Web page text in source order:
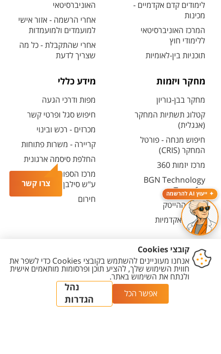
צרו קשר
ייעוץ AI להרשמה
לימודים קדם אקדמיים -
מכינות
המרכז האוניברסיטאי
ללימודי חוץ
תוכניות בין-לאומיות
האוניברסיטאי
אחרי הרשמה - אזור אישי
למועמדים ולמועמדות
אחרי שהתקבלת - כל מה
שצריך לדעת
מחקר ויזמות
מחקר בבן-גוריון
קטלוג תשתיות המחקר
(אנגלית)
חיפוש מנחה - פורטל
המחקר (CRIS)
מרכז יזמות 360
BGN Technology
Transfer
פארק ההייטק
משרות אקדמיות
מידע כללי
מפות ודרכי הגעה
חיפוש סגל ופרטי קשר
מכרזים - רכש ובינוי
קריירה - משרות פתוחות
החלפת סיסמה ארגונית
מרכז הספורט והנופש
ע"ש סילבן אדמס
חירום
נגישות
מדיניות
מדיניות עריכת
תוכן